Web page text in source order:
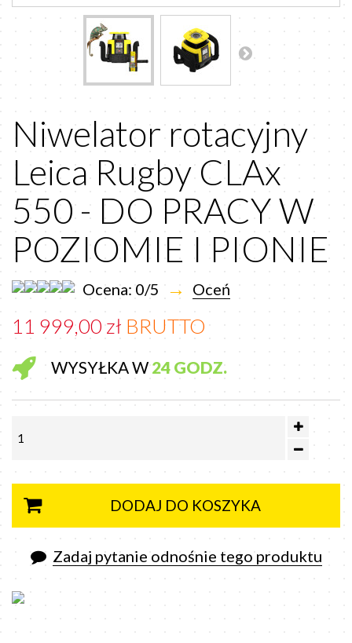
Niwelator rotacyjny
Leica Rugby CLAx
550 - DO PRACY W
POZIOMIE I PIONIE
Ocena: 0/5 → Oceń
11 999,00 zł BRUTTO
WYSYŁKA W 24 GODZ.
DODAJ DO KOSZYKA
Zadaj pytanie odnośnie tego produktu